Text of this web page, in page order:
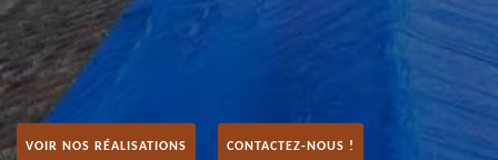
VOIR NOS RÉALISATIONS CONTACTEZ-NOUS !